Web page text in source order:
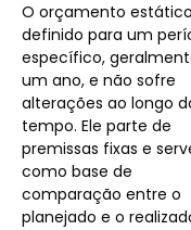
O orçamento
definido para um
específico,
um ano, e não sofre
alterações ao longo
tempo. Ele parte de
premissas fixas e
como base de
comparação entre o
planejado e o